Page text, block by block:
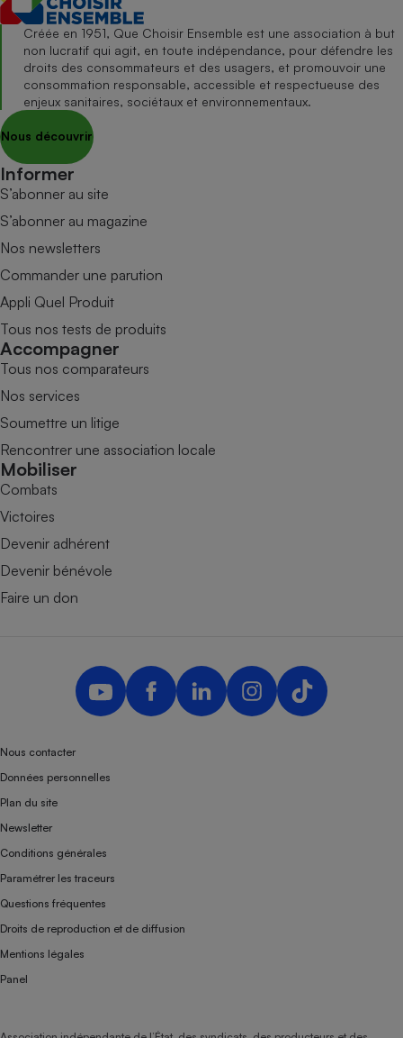
Créée en 1951, Que Choisir Ensemble est une association à but
non lucratif qui agit, en toute indépendance, pour défendre les
droits des consommateurs et des usagers, et promouvoir une
consommation responsable, accessible et respectueuse des
enjeux sanitaires, sociétaux et environnementaux.
Nous découvrir
Informer
S’abonner au site
S’abonner au magazine
Nos newsletters
Commander une parution
Appli Quel Produit
Tous nos tests de produits
Accompagner
Tous nos comparateurs
Nos services
Soumettre un litige
Rencontrer une association locale
Mobiliser
Combats
Victoires
Devenir adhérent
Devenir bénévole
Faire un don
Nous contacter
Données personnelles
Plan du site
Newsletter
Conditions générales
Paramétrer les traceurs
Questions fréquentes
Droits de reproduction et de diffusion
Mentions légales
Panel